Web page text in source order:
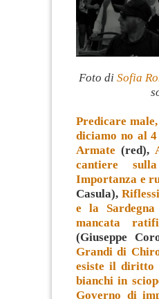
Foto di Sofia
Predicare
diciamo no al
Armate (red),
cantiere
Importanza e
Casula),
e la Sardegna
mancata
(Giuseppe
Grandi di
esiste il diritto
bianchi in
Governo di